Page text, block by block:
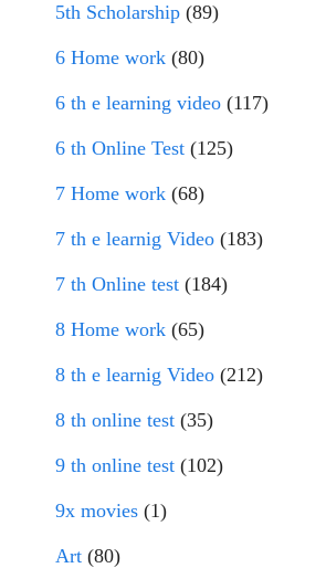
5th Scholarship (89)
6 Home work (80)
6 th e learning video (117)
6 th Online Test (125)
7 Home work (68)
7 th e learnig Video (183)
7 th Online test (184)
8 Home work (65)
8 th e learnig Video (212)
8 th online test (35)
9 th online test (102)
9x movies (1)
Art (80)